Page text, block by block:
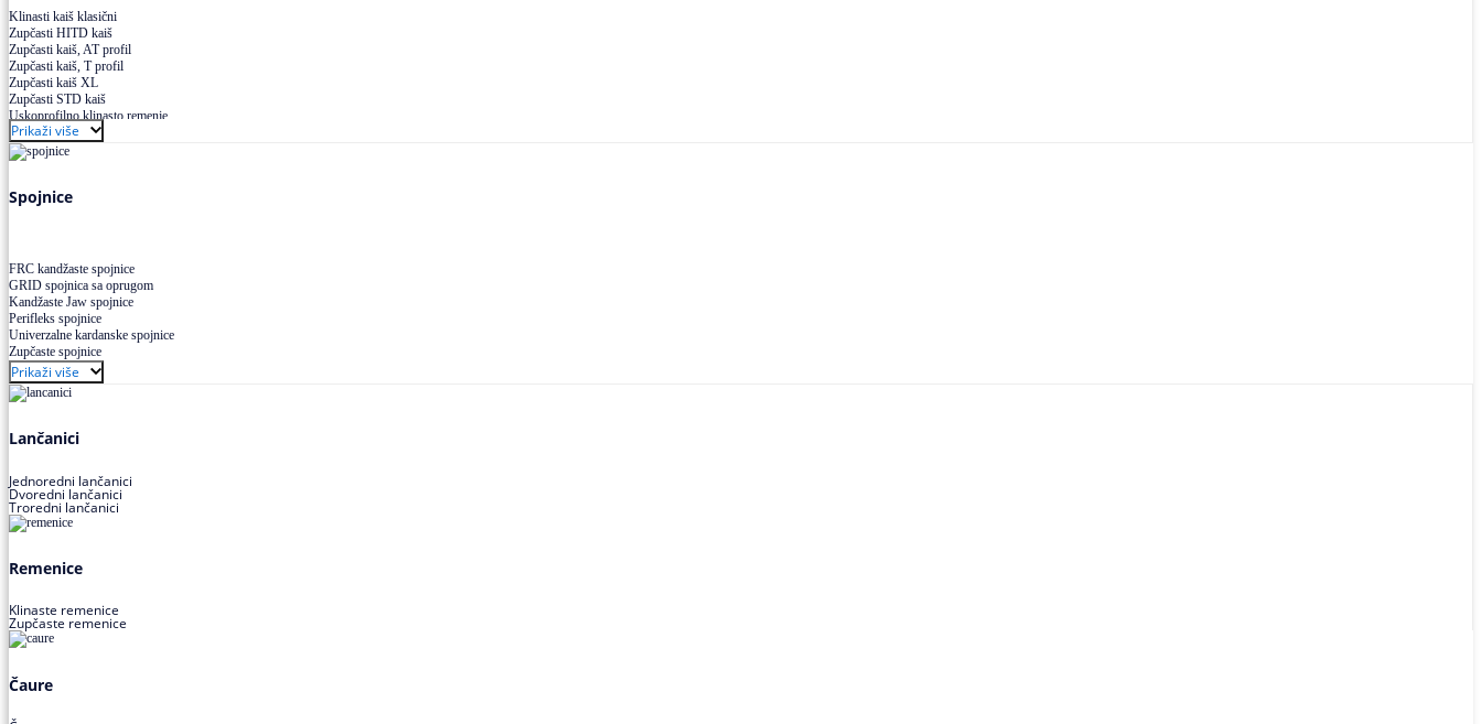
Klinasti kaiš klasični
Zupčasti HITD kaiš
Zupčasti kaiš, AT profil
Zupčasti kaiš, T profil
Zupčasti kaiš XL
Zupčasti STD kaiš
Uskoprofilno klinasto remenje
Uskoprofilno klinasto remenje spojeno
Uskoprofilno klinasto remenje XP extra power
Višekanalno remenje PJ,PK
Prikaži više
Spojnice
FRC kandžaste spojnice
GRID spojnica sa oprugom
Kandžaste Jaw spojnice
Perifleks spojnice
Univerzalne kardanske spojnice
Zupčaste spojnice
Prikaži više
Lančanici
Jednoredni lančanici
Dvoredni lančanici
Troredni lančanici
Remenice
Klinaste remenice
Zupčaste remenice
Čaure